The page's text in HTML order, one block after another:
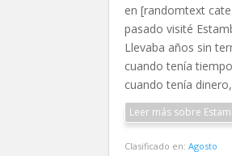
en [randomtext
pasado visité
Llevaba años sin
cuando tenía
cuando tenía
Leer más sobre
Clasificado en:Agosto